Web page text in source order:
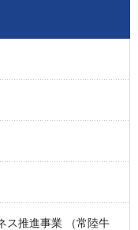
ス推進事業 （常陸牛